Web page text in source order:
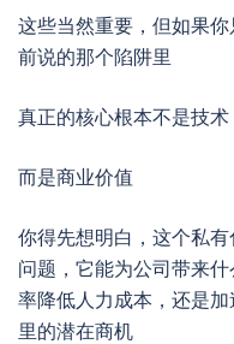
这些当然重要，但如果
前说的那个陷阱里
真正的核心根本不是技术
而是商业价值
你得先想明白，这个私
问题，它能为公司带来
率降低人力成本，还是
里的潜在商机